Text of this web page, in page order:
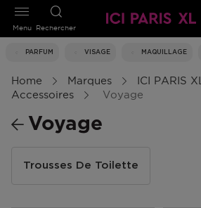
Rechercher
PARFUM VISAGE MAQUILLAGE
Menu
Home Marques
ICI PARIS XL
Accessoires
Voyage
Voyage
Trousses De Toilette